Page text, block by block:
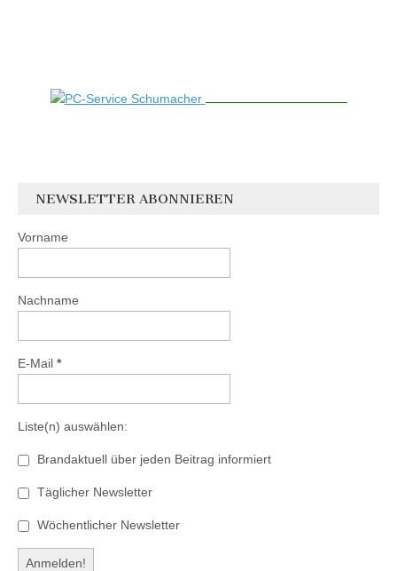
NEWSLETTER ABONNIEREN
Vorname
Nachname
E-Mail *
Liste(n) auswählen:
Brandaktuell über jeden Beitrag informiert
Täglicher Newsletter
Wöchentlicher Newsletter